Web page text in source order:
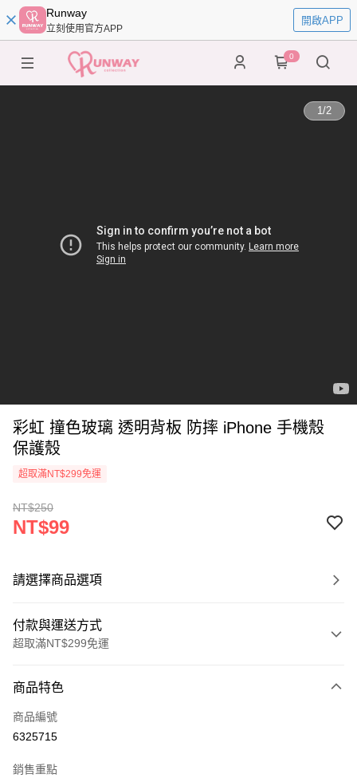
Runway
立刻使用官方APP
開啟APP
0
1/2
彩虹 撞色玻璃 透明背板 防摔 iPhone 手機殼
保護殼
超取滿NT$299免運
NT$250
NT$99
請選擇商品選項
付款與運送方式
超取滿NT$299免運
信用卡一次付款
超商取貨付款
商品特色
商品編號
6325715
銷售重點